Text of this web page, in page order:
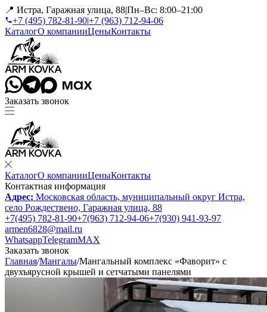
📍 Истра, Гаражная улица, 88|Пн–Вс: 8:00–21:00
+7 (495) 782-81-90|+7 (963) 712-94-06
КаталогО компанииЦеныКонтакты
Заказать звонок
КаталогО компанииЦеныКонтакты
Контактная информация
Адрес: Московская область, муниципальный округ Истра,
село Рождествено, Гаражная улица, 88
+7(495) 782-81-90+7(963) 712-94-06+7(930) 941-93-97
armen6828@mail.ru
WhatsappTelegramMAX
Заказать звонок
Главная/Мангалы/Мангальный комплекс «Фаворит» с
двухъярусной крышей и сетчатыми панелями